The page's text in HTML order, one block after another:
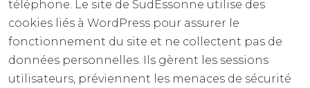
téléphone. Le site de SudEssonne utilise des
cookies liés à WordPress pour assurer le
fonctionnement du site et ne collectent pas de
données personnelles. Ils gèrent les sessions
utilisateurs, préviennent les menaces de sécurité